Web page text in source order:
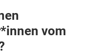
vom